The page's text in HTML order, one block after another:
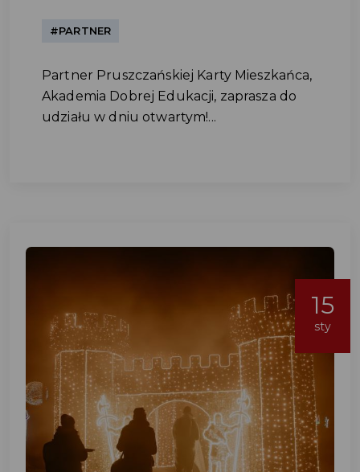
#PARTNER
Partner Pruszczańskiej Karty Mieszkańca,
Akademia Dobrej Edukacji, zaprasza do
udziału w dniu otwartym!...
15
sty